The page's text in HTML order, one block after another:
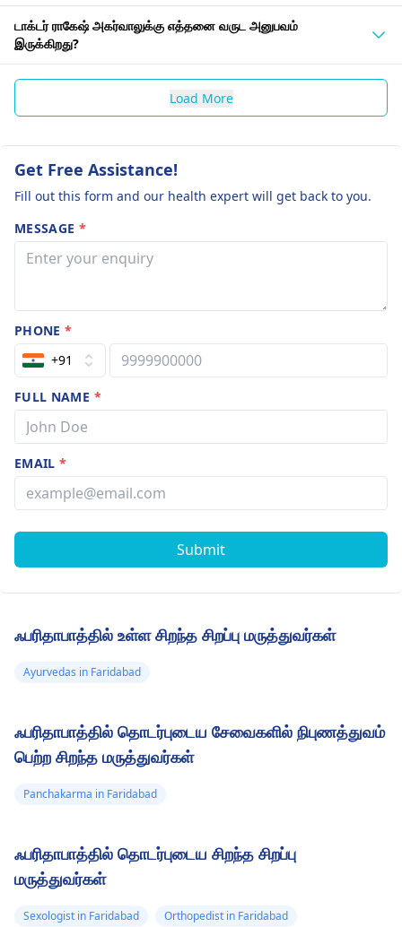
டாக்டர் ராகேஷ் அகர்வாலுக்கு எத்தனை வருட அனுபவம்
இருக்கிறது?
Load More
Get Free Assistance!
Fill out this form and our health expert will get back to you.
MESSAGE *
PHONE*
+91
FULL NAME *
EMAIL*
Submit
ஃபரிதாபாத்தில் உள்ள சிறந்த சிறப்பு மருத்துவர்கள்
Ayurvedas in Faridabad
ஃபரிதாபாத்தில் தொடர்புடைய சேவைகளில் நிபுணத்துவம்
பெற்ற சிறந்த மருத்துவர்கள்
Panchakarma in Faridabad
ஃபரிதாபாத்தில் தொடர்புடைய சிறந்த சிறப்பு
மருத்துவர்கள்
Sexologist in Faridabad
Orthopedist in Faridabad